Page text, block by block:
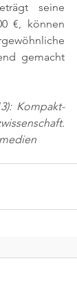
seine
€, können
gemacht
Kompakt-